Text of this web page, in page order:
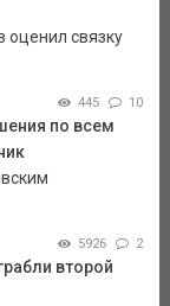
связку
445 10
по всем
5926 2
второй